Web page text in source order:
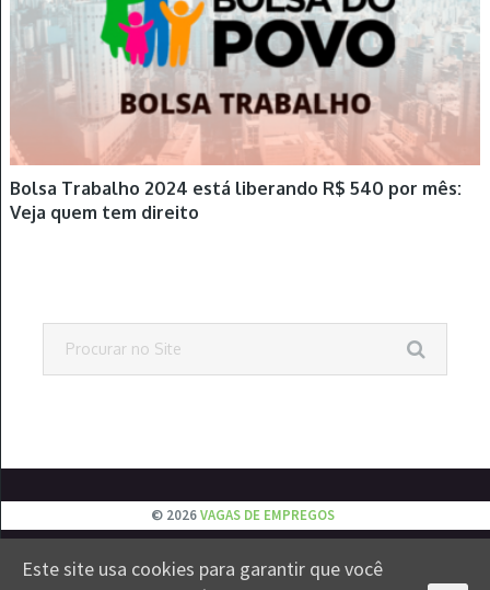
Bolsa Trabalho 2024 está liberando R$ 540 por mês:
Veja quem tem direito
© 2026VAGAS DE EMPREGOS
EMPREGOS JOVEM APRENDIZ ESTÁGIOS
VESTIBULAR
Este site usa cookies para garantir que você